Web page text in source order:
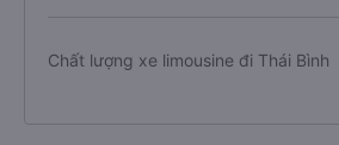
Chất lượng xe limousine đi Thái Bình